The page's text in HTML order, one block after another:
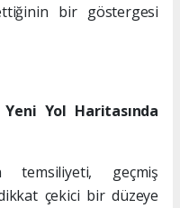
bir göstergesi
Yol Haritasında
temsiliyeti, geçmiş
çekici bir düzeye